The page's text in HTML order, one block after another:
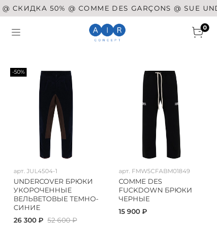
50% @ COMME DES GARÇONS @ SUE
0
-50%
арт. JUL4504-1
UNDERCOVER БРЮКИ
УКОРОЧЕННЫЕ
ВЕЛЬВЕТОВЫЕ ТЕМНО-
СИНИЕ
26 300 ₽ 52 600 ₽
арт. FMW5CFABM01849
COMME DES
FUCKDOWN БРЮКИ
ЧЕРНЫЕ
15 900 ₽